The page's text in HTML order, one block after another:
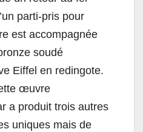
parti-pris pour
est accompagnée
soudé
Eiffel en redingote.
œuvre
a produit trois autres
uniques mais de